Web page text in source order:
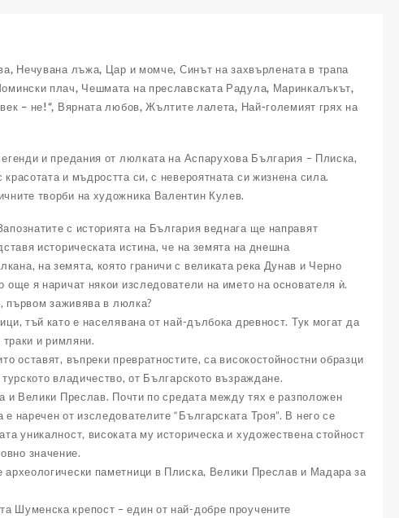
Нечувана лъжа, Цар и момче, Синът на захвърлената в трапа
плач, Чешмата на преславската Радула, Маринкалъкът,
– не!“, Вярната любов, Жълтите лалета, Най-големият грях на
и предания от люлката на Аспарухова България – Плиска,
и мъдростта си, с невероятната си жизнена сила.
творби на художника Валентин Кулев.
с историята на България веднага ще направят
историческата истина, че на земята на днешна
на земята, която граничи с великата река Дунав и Черно
я наричат някои изследователи на името на основателя ѝ.
първом заживява в люлка?
тъй като е населявана от най-дълбока древност. Тук могат да
траки и римляни.
въпреки превратностите, са високостойностни образци
владичество, от Българското възраждане.
и Велики Преслав. Почти по средата между тях е разположен
наречен от изследователите “Българската Троя”. В него се
уникалност, високата му историческа и художествена стойност
значение.
паметници в Плиска, Велики Преслав и Мадара за
Шуменска крепост – един от най-добре проучените